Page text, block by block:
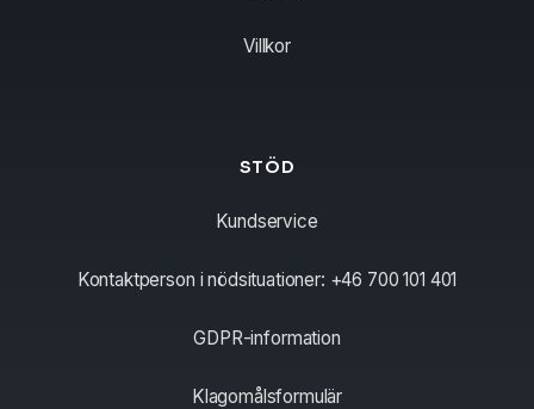
Villkor
STÖD
Kundservice
Kontaktperson i nödsituationer: +46 700 101 401
GDPR-information
Klagomålsformulär